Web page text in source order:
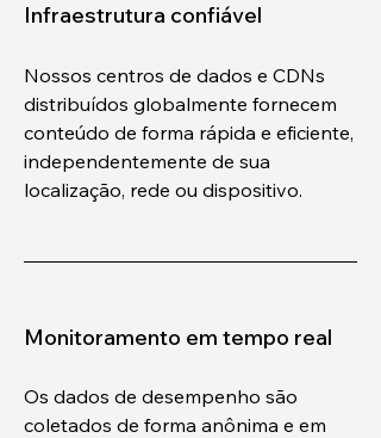
Infraestrutura confiável
Nossos centros de dados e CDNs
distribuídos globalmente fornecem
conteúdo de forma rápida e eficiente,
independentemente de sua
localização, rede ou dispositivo.
Monitoramento em tempo real
Os dados de desempenho são
coletados de forma anônima e em